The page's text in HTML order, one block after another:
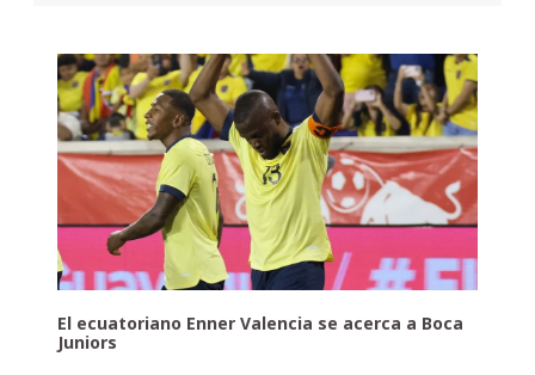
El ecuatoriano Enner Valencia se acerca a Boca
Juniors